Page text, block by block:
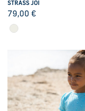
STRASS JOI
79,00 €